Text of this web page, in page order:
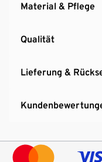
Material & Pflege
Qualität
Lieferung &